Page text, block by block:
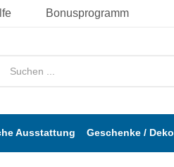
Bonusprogramm
Ausstattung Geschenke / Deko